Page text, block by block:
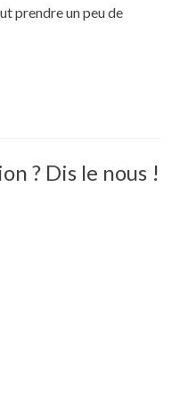
prendre un peu de
? Dis le nous !